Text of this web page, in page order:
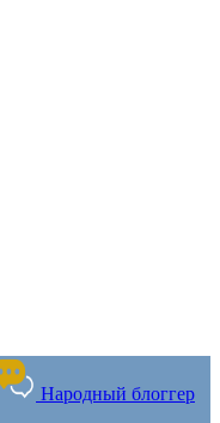
Народный блоггер